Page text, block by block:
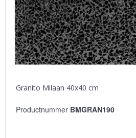
Granito Milaan 40x40 cm
Productnummer BMGRAN190